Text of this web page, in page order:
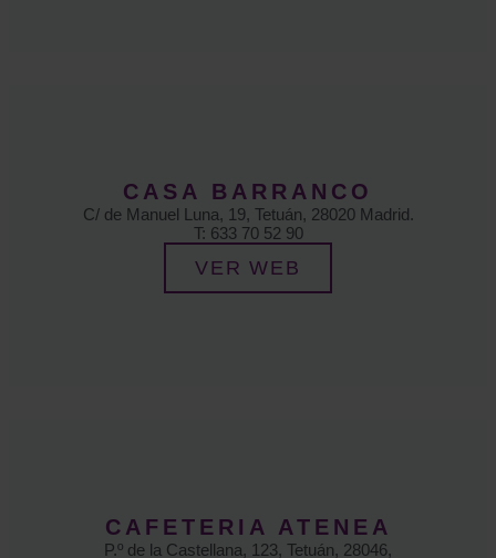
CASA BARRANCO
C/ de Manuel Luna, 19, Tetuán, 28020 Madrid.
T: 633 70 52 90
VER WEB
CAFETERIA ATENEA
P.º de la Castellana, 123, Tetuán, 28046,